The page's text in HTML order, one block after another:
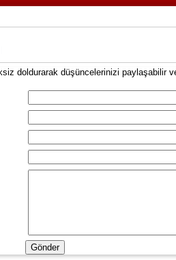
doldurarak düşüncelerinizi paylaşabilir